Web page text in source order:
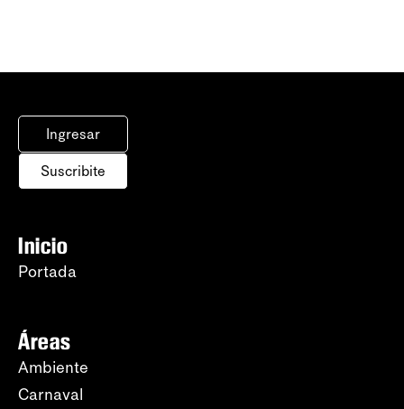
Ingresar
Suscribite
Inicio
Portada
Áreas
Ambiente
Carnaval